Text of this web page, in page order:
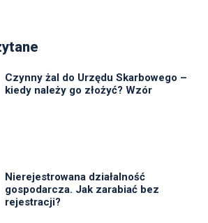
Czynny żal do Urzędu Skarbowego –
kiedy należy go złożyć? Wzór
Nierejestrowana działalność
gospodarcza. Jak zarabiać bez
rejestracji?